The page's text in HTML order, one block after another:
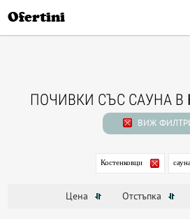
Ofertini
ПОЧИВКИ СЪС САУНА В
ВИЖ
Костенковци
Цена Отстъпка